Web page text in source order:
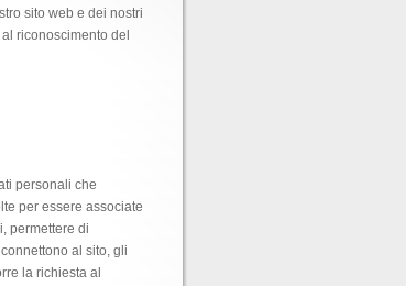
sito web e dei nostri
riconoscimento del
personali che
per essere associate
permettere di
al sito, gli
la richiesta al